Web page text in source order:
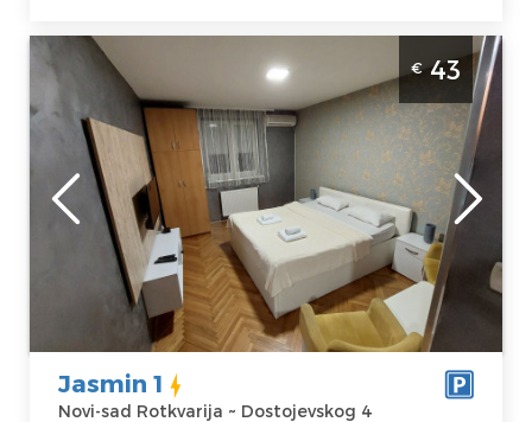
Studio Apartman Apartman Jasmin 1 Novi
Sad Rotkvarija. Luksuzno opremnljen studio
apartman, udaljen samo nekoliko minuta
od centra grada.
Novi-sad
Lokacija:
Novi-
sad Rotkvarija
Dostojevskog 4
Gosti:
Kvadratura :
23
m2
Struktura :
Studio
€43
Jasmin 1
Novi-sad Rotkvarija ~ Dostojevskog 4